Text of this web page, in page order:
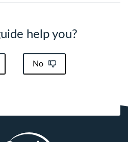
help you?
No